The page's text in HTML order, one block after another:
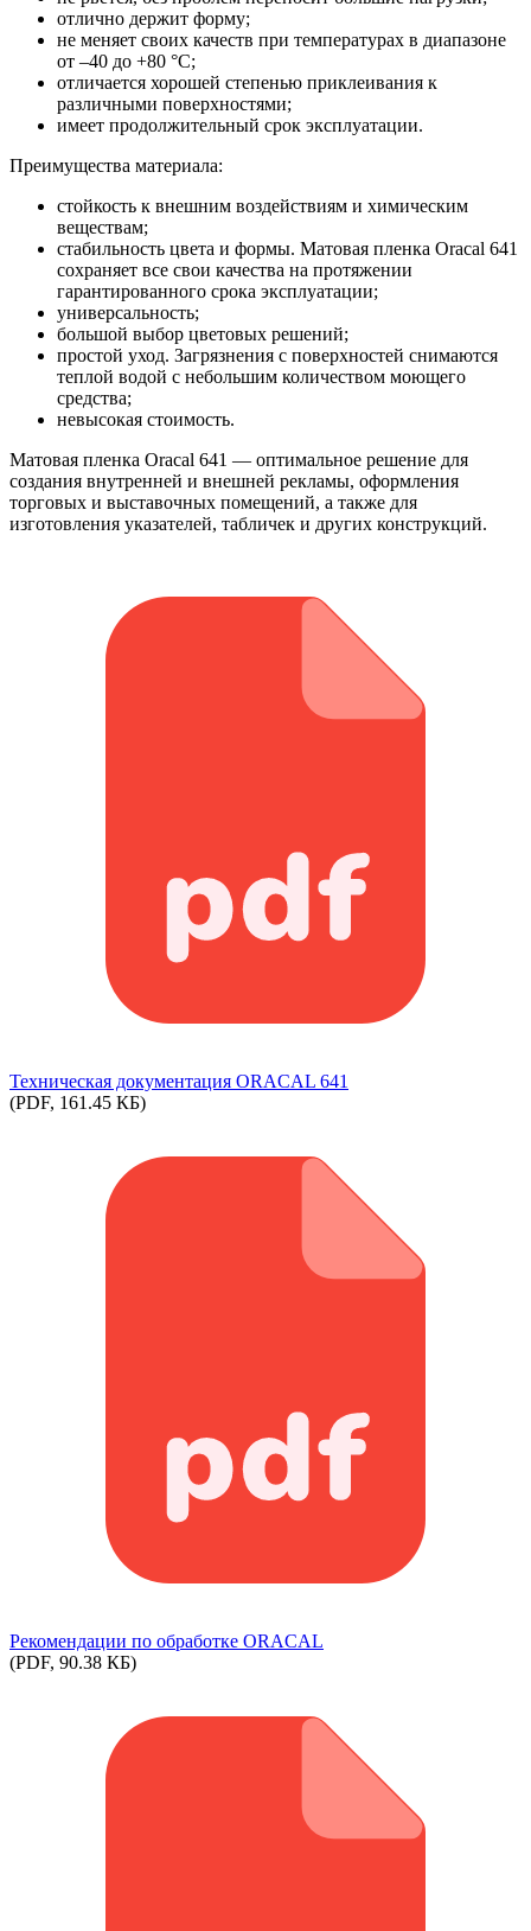
отлично держит форму;
не меняет своих качеств при температурах в диапазоне
от –40 до +80 °С;
отличается хорошей степенью приклеивания к
различными поверхностями;
имеет продолжительный срок эксплуатации.
Преимущества материала:
стойкость к внешним воздействиям и химическим
веществам;
стабильность цвета и формы. Матовая пленка Oracal 641
сохраняет все свои качества на протяжении
гарантированного срока эксплуатации;
универсальность;
большой выбор цветовых решений;
простой уход. Загрязнения с поверхностей снимаются
теплой водой с небольшим количеством моющего
средства;
невысокая стоимость.
Матовая пленка Oracal 641 — оптимальное решение для
создания внутренней и внешней рекламы, оформления
торговых и выставочных помещений, а также для
изготовления указателей, табличек и других конструкций.
Техническая документация ORACAL 641
(PDF, 161.45 КБ)
Рекомендации по обработке ORACAL
(PDF, 90.38 КБ)